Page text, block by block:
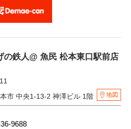
の鉄人@ 魚民 松本東口駅前店
市 中央1-13-2 神澤ビル 1階
地図
9688